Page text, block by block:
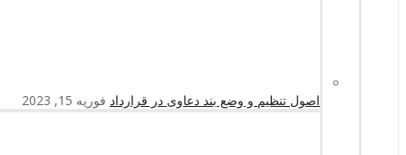
اصول تنظیم و وضع بند دعاوی در قرارداد فوریه 15, 2023